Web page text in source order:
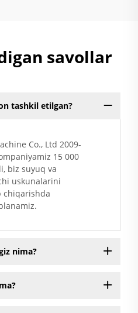
savollar
tashkil etilgan?
Co., Ltd 2009-
15 000
biz suyuq va
uskunalarini
chiqarishda
nima?